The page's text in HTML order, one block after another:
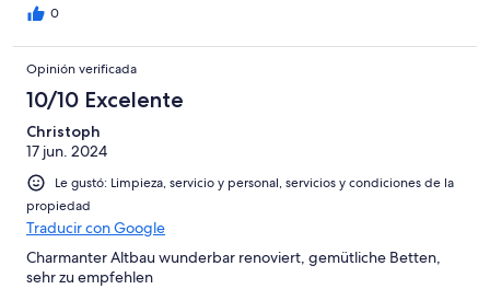
0
Opinión verificada
10/10 Excelente
Christoph
17 jun. 2024
Le gustó: Limpieza, servicio y personal, servicios y condiciones de la
propiedad
Traducir con Google
Charmanter Altbau wunderbar renoviert, gemütliche Betten,
sehr zu empfehlen